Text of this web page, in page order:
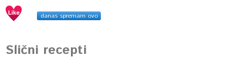
danas spremam ovo
Slični recepti